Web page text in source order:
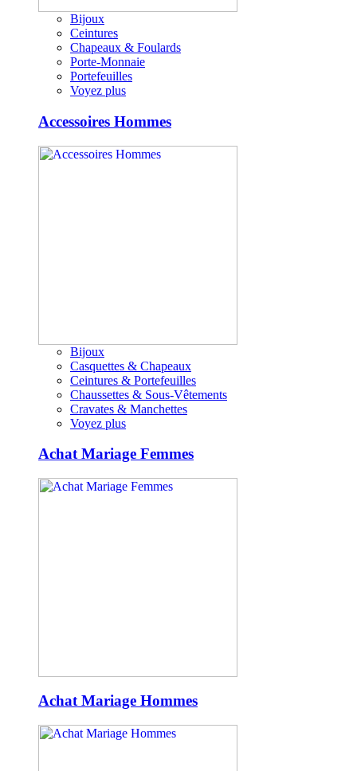
Bijoux
Ceintures
Chapeaux & Foulards
Porte-Monnaie
Portefeuilles
Voyez plus
Accessoires Hommes
Bijoux
Casquettes & Chapeaux
Ceintures & Portefeuilles
Chaussettes & Sous-Vêtements
Cravates & Manchettes
Voyez plus
Achat Mariage Femmes
Achat Mariage Hommes